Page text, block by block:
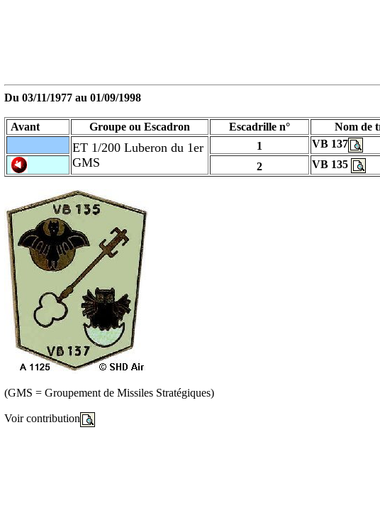
Du 03/11/1977 au 01/09/1998
Avant Groupe ou Escadron Escadrille n° Nom de
ET 1/200 Luberon du 1er
GMS
1 VB 137
2
VB 135
(GMS = Groupement de Missiles Stratégiques)
Voir contribution